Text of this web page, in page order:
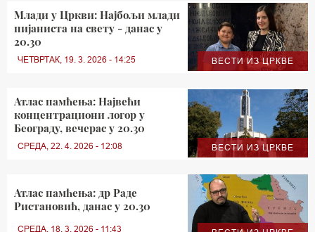
ВЕСТИ ИЗ ЦРКВЕ
Млади у Цркви: Најбољи млади
пијаниста на свету - данас у
20.30
ЧЕТВРТАК, 19. 3. 2026 - 14:25
ВЕСТИ ИЗ ЦРКВЕ
Атлас памћења: Највећи
концентрациони логор у
Београду, вечерас у 20.30
СРЕДА, 22. 4. 2026 - 12:08
Атлас памћења: др Раде
Ристановић, данас у 20.30
СРЕДА, 18. 3. 2026 - 11:43